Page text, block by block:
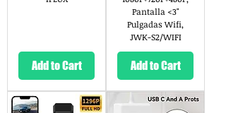
Add to Cart
Pantalla <3"
Pulgadas Wifi,
JWK-S2/WIFI
Add to Cart